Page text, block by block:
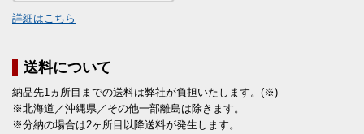
詳細はこちら
送料について
納品先1ヵ所目までの送料は弊社が負担いたします。(※)
※北海道／沖縄県／その他一部離島は除きます。
※分納の場合は2ヶ所目以降送料が発生します。